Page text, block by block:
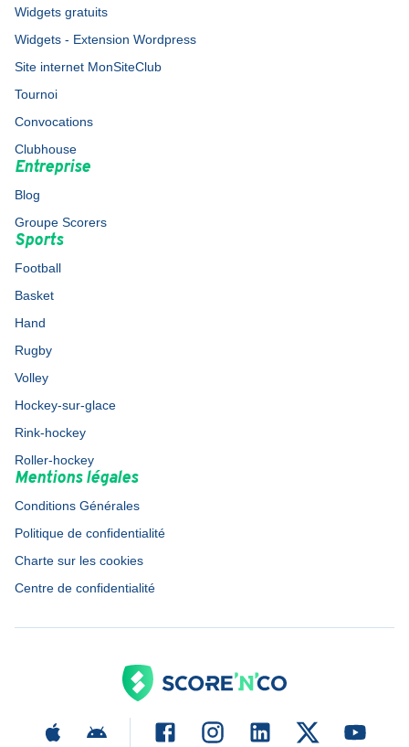
Widgets gratuits
Widgets - Extension Wordpress
Site internet MonSiteClub
Tournoi
Convocations
Clubhouse
Entreprise
Blog
Groupe Scorers
Sports
Football
Basket
Hand
Rugby
Volley
Hockey-sur-glace
Rink-hockey
Roller-hockey
Mentions légales
Conditions Générales
Politique de confidentialité
Charte sur les cookies
Centre de confidentialité